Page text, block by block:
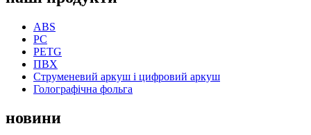
ABS
PC
PETG
ПВХ
Струменевий аркуш і цифровий аркуш
Голографічна фольга
новини